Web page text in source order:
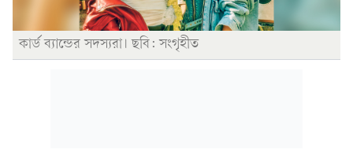
কার্ড ব্যান্ডের সদস্যরা। ছবি: সংগৃহীত